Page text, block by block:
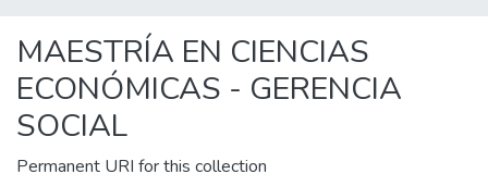
All of DSpace
MAESTRÍA EN CIENCIAS
ECONÓMICAS - GERENCIA
SOCIAL
Permanent URI for this collection